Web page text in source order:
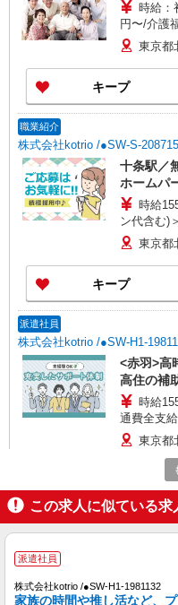
時給：
円〜/介護福祉士
なる。東京都
キープ
職業紹介
株式会社kotrio /●SW-S-
十条駅／
ホームパ
時給
ン代含む)＞
東京都
キープ
派遣社員
株式会社kotrio /●SW-H1-
<赤羽>高
高住の補
時給
通費全支
東京
月給
よる） ＜給与補足＞居住支援特別手当20,000円/月
この求人に似ている求
派遣社員
株式会社kotrio /●SW-H1-1981132
家族の時間や推し活など、